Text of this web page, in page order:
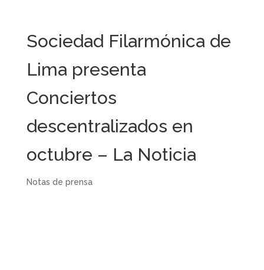
Sociedad Filarmónica de
Lima presenta
Conciertos
descentralizados en
octubre – La Noticia
Notas de prensa